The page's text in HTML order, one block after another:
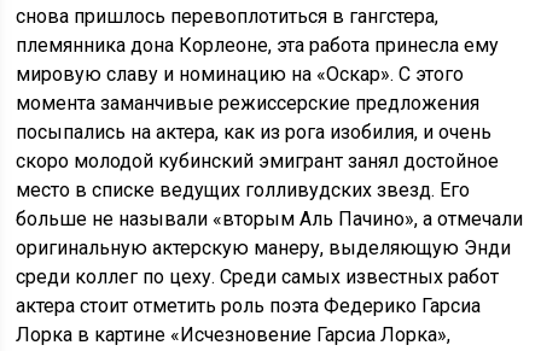
снова пришлось перевоплотиться в гангстера,
племянника дона Корлеоне, эта работа принесла ему
мировую славу и номинацию на «Оскар». С этого
момента заманчивые режиссерские предложения
посыпались на актера, как из рога изобилия, и очень
скоро молодой кубинский эмигрант занял достойное
место в списке ведущих голливудских звезд. Его
больше не называли «вторым Аль Пачино», а отмечали
оригинальную актерскую манеру, выделяющую Энди
среди коллег по цеху. Среди самых известных работ
актера стоит отметить роль поэта Федерико Гарсиа
Лорка в картине «Исчезновение Гарсиа Лорка»,